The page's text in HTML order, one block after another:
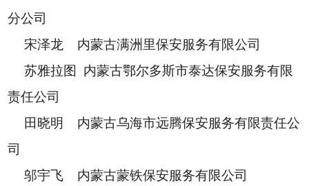
分公司
宋泽龙 内蒙古满洲里保安服务有限公司
苏雅拉图 内蒙古鄂尔多斯市泰达保安服务有限
责任公司
田晓明 内蒙古乌海市远腾保安服务有限责任公
司
邬宇飞 内蒙古蒙铁保安服务有限公司